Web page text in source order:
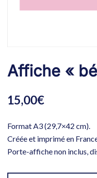
Affiche «
15,00€
Format A3 (29,7×42 cm).
Créée et imprimé en
Porte-affiche non inclus,